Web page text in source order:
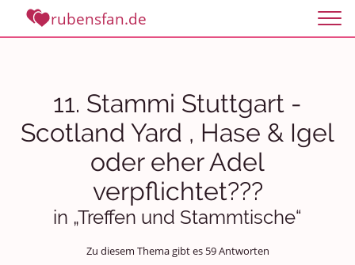
rubensfan.de
11. Stammi Stuttgart -
Scotland Yard , Hase & Igel
oder eher Adel
verpflichtet???
in „Treffen und Stammtische“
Zu diesem Thema gibt es 59 Antworten